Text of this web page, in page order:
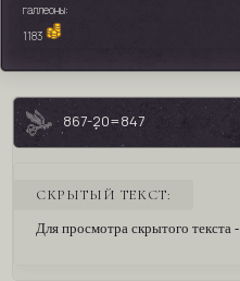
галлеоны:
1183
867-20=847
СКРЫТЫЙ ТЕКСТ:
Для просмотра скрытого текста -